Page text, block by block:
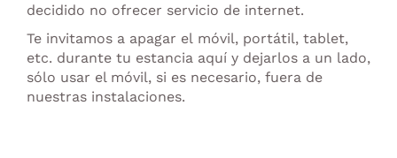
decidido no ofrecer servicio de internet.
Te invitamos a apagar el móvil, portátil, tablet,
etc. durante tu estancia aquí y dejarlos a un lado,
sólo usar el móvil, si es necesario, fuera de
nuestras instalaciones.